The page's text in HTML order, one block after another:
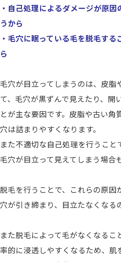
・自己処理によるダメージが原
うから
・毛穴に眠っている毛を脱毛す
ら
毛穴が目立ってしまうのは、皮脂
て、毛穴が黒ずんで見えたり、開
とが主な要因です。皮脂や古い
穴は詰まりやすくなります。
また不適切な自己処理を行うこと
毛穴が目立って見えてしまう場合
脱毛を行うことで、これらの原因
穴が引き締まり、目立たなくなる
また脱毛によって毛がなくなる
率的に浸透しやすくなるため、